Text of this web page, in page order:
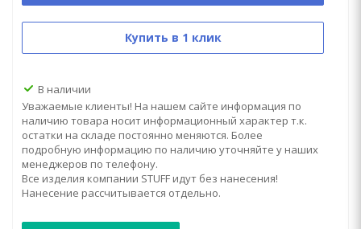
Купить в 1 клик
В наличии
Уважаемые клиенты! На нашем сайте информация по
наличию товара носит информационный характер т.к.
остатки на складе постоянно меняются. Более
подробную информацию по наличию уточняйте у наших
менеджеров по телефону.
Все изделия компании STUFF идут без нанесения!
Нанесение рассчитывается отдельно.